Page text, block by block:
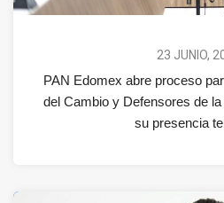
23 JUNIO,
PAN Edomex abre proceso
del Cambio y Defensores de
su presencia